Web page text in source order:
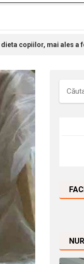
copiilor, mai ales a